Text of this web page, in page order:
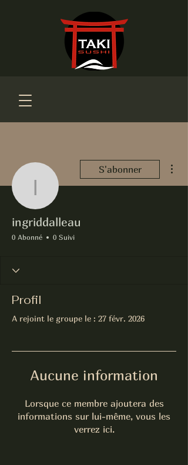
ingriddalleau
S'abonner
ingriddalleau
0 Abonné 0 Suivi
Profil
A rejoint le groupe le : 27 févr. 2026
Aucune information
Lorsque ce membre ajoutera des
informations sur lui-même, vous les
verrez ici.